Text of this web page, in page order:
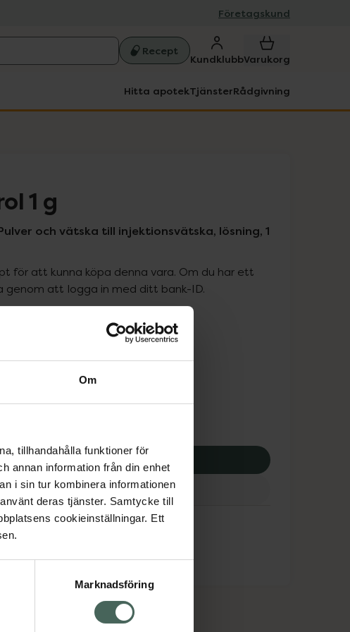
Om
tillhandahålla funktioner för
annan information från din enhet
i sin tur kombinera informationen
deras tjänster. Samtycke till
cookieinställningar. Ett
Marknadsföring
Företagskund
Recept
KundklubbVarukorg
Hitta apotekTjänsterRådgivning
1 g
och vätska till injektionsvätska, lösning, 1
för att kunna köpa denna vara. Om du har ett
genom att logga in med ditt bank-ID.
Pris med recept
kr
Köp via ditt recept
Om recept och läkemedel